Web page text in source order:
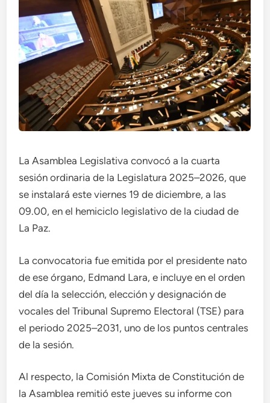
La Asamblea Legislativa convocó a la cuarta
sesión ordinaria de la Legislatura 2025–2026, que
se instalará este viernes 19 de diciembre, a las
09.00, en el hemiciclo legislativo de la ciudad de
La Paz.
La convocatoria fue emitida por el presidente nato
de ese órgano, Edmand Lara, e incluye en el orden
del día la selección, elección y designación de
vocales del Tribunal Supremo Electoral (TSE) para
el periodo 2025–2031, uno de los puntos centrales
de la sesión.
Al respecto, la Comisión Mixta de Constitución de
la Asamblea remitió este jueves su informe con